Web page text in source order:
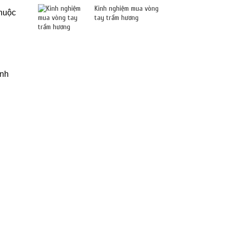
Kinh nghiệm mua vòng
tay trầm hương